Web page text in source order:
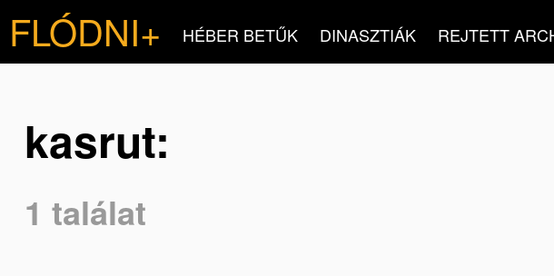
FLÓDNI+ HÉBER BETŰK DINASZTIÁK REJTETT
kasrut:
1 találat